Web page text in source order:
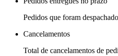
Pedidos que foram
Cancelamentos
Total de cancelamentos de